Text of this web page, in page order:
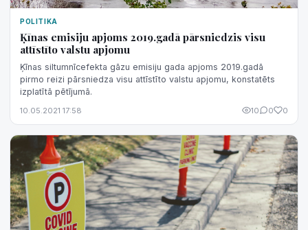
POLITIKA
Ķīnas emisiju apjoms 2019.gadā pārsniedzis visu
attīstīto valstu apjomu
Ķīnas siltumnīcefekta gāzu emisiju gada apjoms 2019.gadā
pirmo reizi pārsniedza visu attīstīto valstu apjomu, konstatēts
izplatītā pētījumā.
10.05.2021 17:58 10 0 0